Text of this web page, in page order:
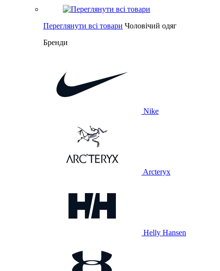
Переглянути всі товари Чоловічий одяг
Бренди
Nike
Arcteryx
Helly Hansen